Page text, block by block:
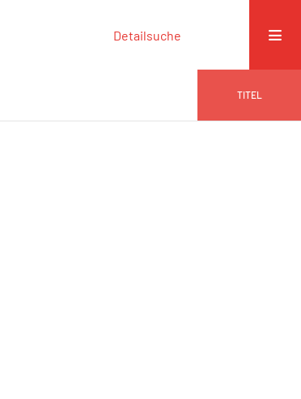
Detailsuche
TITEL